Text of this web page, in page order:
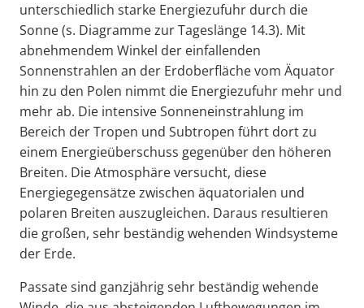
unterschiedlich starke Energiezufuhr durch die
Sonne (s. Diagramme zur Tageslänge 14.3). Mit
abnehmendem Winkel der einfallenden
Sonnenstrahlen an der Erdoberfläche vom Äquator
hin zu den Polen nimmt die Energiezufuhr mehr und
mehr ab. Die intensive Sonneneinstrahlung im
Bereich der Tropen und Subtropen führt dort zu
einem Energieüberschuss gegenüber den höheren
Breiten. Die Atmosphäre versucht, diese
Energiegegensätze zwischen äquatorialen und
polaren Breiten auszugleichen. Daraus resultieren
die großen, sehr beständig wehenden Windsysteme
der Erde.
Passate sind ganzjährig sehr beständig wehende